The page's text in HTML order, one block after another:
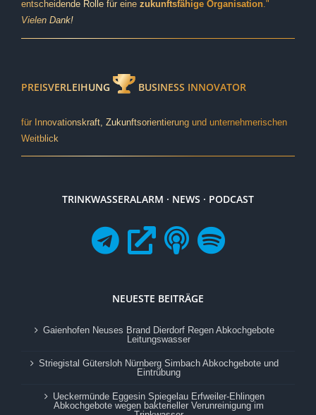
entscheidende Rolle für eine zukunftsfähige Organisation."
Vielen Dank!
PREISVERLEIHUNG BUSINESS INNOVATOR
für Innovationskraft, Zukunftsorientierung und unternehmerischen
Weitblick
TRINKWASSERALARM · NEWS · PODCAST
NEUESTE BEITRÄGE
Gaienhofen Neuses Brand Dierdorf Regen Abkochgebote
Leitungswasser
Striegistal Gütersloh Nürnberg Simbach Abkochgebote und
Eintrübung
Ueckermünde Eggesin Spiegelau Erfweiler-Ehlingen
Abkochgebote wegen bakterieller Verunreinigung im